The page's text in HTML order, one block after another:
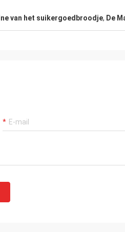
van het suikergoedbroodje, De